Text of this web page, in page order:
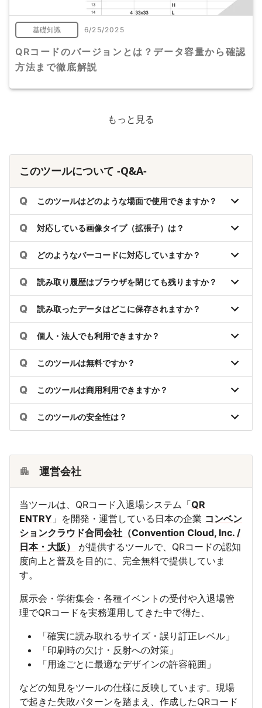
基礎知識 6/25/2025
QRコードのバージョンとは？データ容量から確認
方法まで徹底解説
もっと見る
このツールについて -Q&A-
Q このツールはどのような場面で使用できますか？
Q 対応している画像タイプ（拡張子）は？
Q どのようなバーコードに対応していますか？
Q 読み取り履歴はブラウザを閉じても残りますか？
Q 読み取ったデータはどこに保存されますか？
Q 個人・法人でも利用できますか？
Q このツールは無料ですか？
Q このツールは商用利用できますか？
Q このツールの安全性は？
運営会社
当ツールは、QRコード入退場システム「QR
ENTRY 」を開発・運営している日本の企業 コンベン
ションクラウド合同会社（Convention Cloud, Inc. /
日本・大阪）
が提供するツールで、QRコードの認知
度向上と普及を目的に、完全無料で提供していま
す。
展示会・学術集会・各種イベントの受付や入退場管
理でQRコードを実務運用してきた中で得た、
「確実に読み取れるサイズ・誤り訂正レベル」
「印刷時の欠け・反射への対策」
「用途ごとに最適なデザインの許容範囲」
などの知見をツールの仕様に反映しています。現場
で起きた失敗パターンを踏まえ、作成したQRコード